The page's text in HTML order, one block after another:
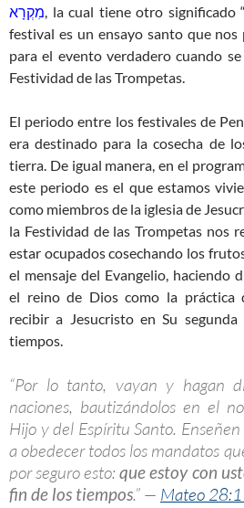
מִקְרָא, la cual tiene otro significado
festival es un ensayo santo que
para el evento verdadero cuando
Festividad de las Trompetas.
El periodo entre los festivales de
era destinado para la cosecha de
tierra. De igual manera, en el
este periodo es el que estamos
como miembros de la iglesia de
la Festividad de las Trompetas nos
estar ocupados cosechando los
el mensaje del Evangelio, haciendo
el reino de Dios como la práctica
recibir a Jesucristo en Su
tiempos.
“Por lo tanto, vayan y hagan
naciones, bautizándolos en el
Hijo y del Espíritu Santo.
a obedecer todos los mandatos
por seguro esto:que estoy con
fin de los tiempos.” — Mateo